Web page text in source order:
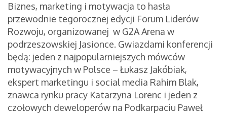
Biznes, marketing i motywacja to hasła
przewodnie tegorocznej edycji Forum Liderów
Rozwoju, organizowanej w G2A Arena w
podrzeszowskiej Jasionce. Gwiazdami konferencji
będą: jeden z najpopularniejszych mówców
motywacyjnych w Polsce – Łukasz Jakóbiak,
ekspert marketingu i social media Rahim Blak,
znawca rynku pracy Katarzyna Lorenc i jeden z
czołowych deweloperów na Podkarpaciu Paweł